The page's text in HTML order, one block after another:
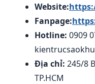
Website:
Fanpage:
Hotline: 0909
Địa chỉ: 245/8
TP.HCM